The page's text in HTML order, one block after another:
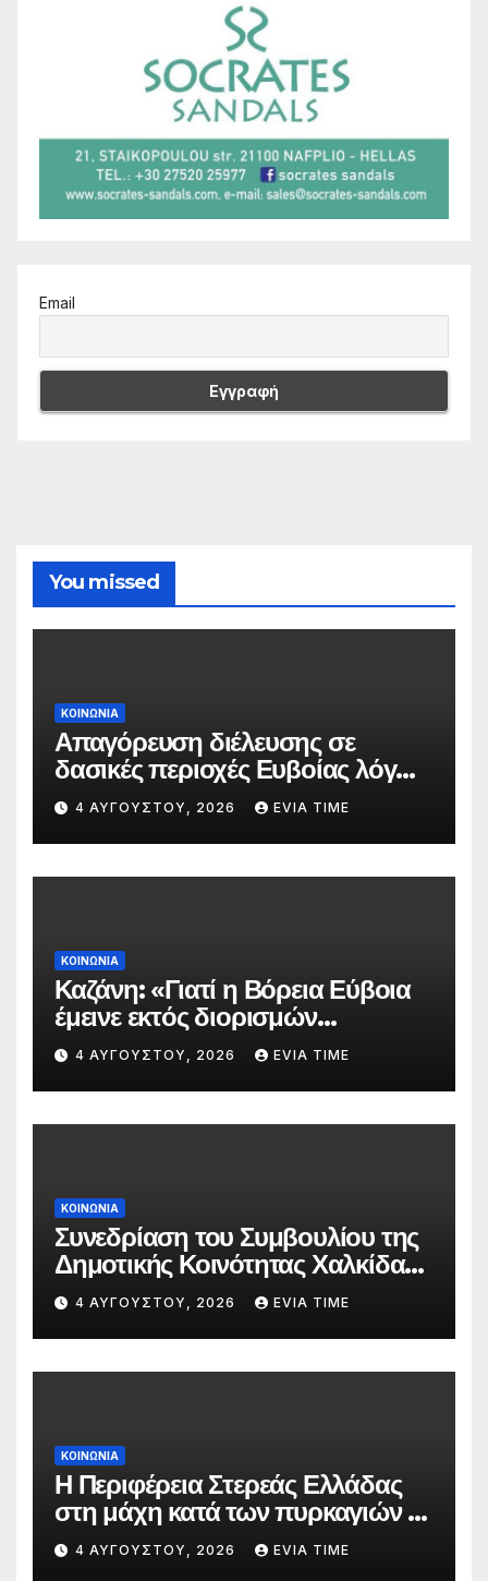
Email
You missed
ΚΟΙΝΩΝΙΑ
Απαγόρευση διέλευσης σε
δασικές περιοχές Ευβοίας λόγω
πολύ υψηλού κινδύνου
πυρκαγιάς
4 ΑΥΓΟΎΣΤΟΥ, 2026 EVIA TIME
ΚΟΙΝΩΝΙΑ
Καζάνη: «Γιατί η Βόρεια Εύβοια
έμεινε εκτός διορισμών
δασκάλων;»
4 ΑΥΓΟΎΣΤΟΥ, 2026 EVIA TIME
ΚΟΙΝΩΝΙΑ
Συνεδρίαση του Συμβουλίου της
Δημοτικής Κοινότητας Χαλκίδας
την 5 Αυγούστου
4 ΑΥΓΟΎΣΤΟΥ, 2026 EVIA TIME
ΚΟΙΝΩΝΙΑ
Η Περιφέρεια Στερεάς Ελλάδας
στη μάχη κατά των πυρκαγιών –
Δράσεις και στήριξη σε πέντε
περιφερειακές ενότητες
4 ΑΥΓΟΎΣΤΟΥ, 2026 EVIA TIME